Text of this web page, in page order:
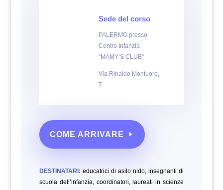
Sede del corso
PALERMO presso
Centro Infanzia
“MAMY’S CLUB”
Via Rinaldo Montuoro,
7
COME ARRIVARE
DESTINATARI: educatrici di asilo nido, insegnanti di
scuola dell’infanzia, coordinatori, laureati in scienze